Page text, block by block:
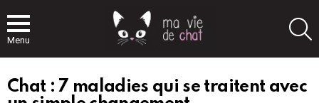
Menu
Chat : 7 maladies qui se traitent avec